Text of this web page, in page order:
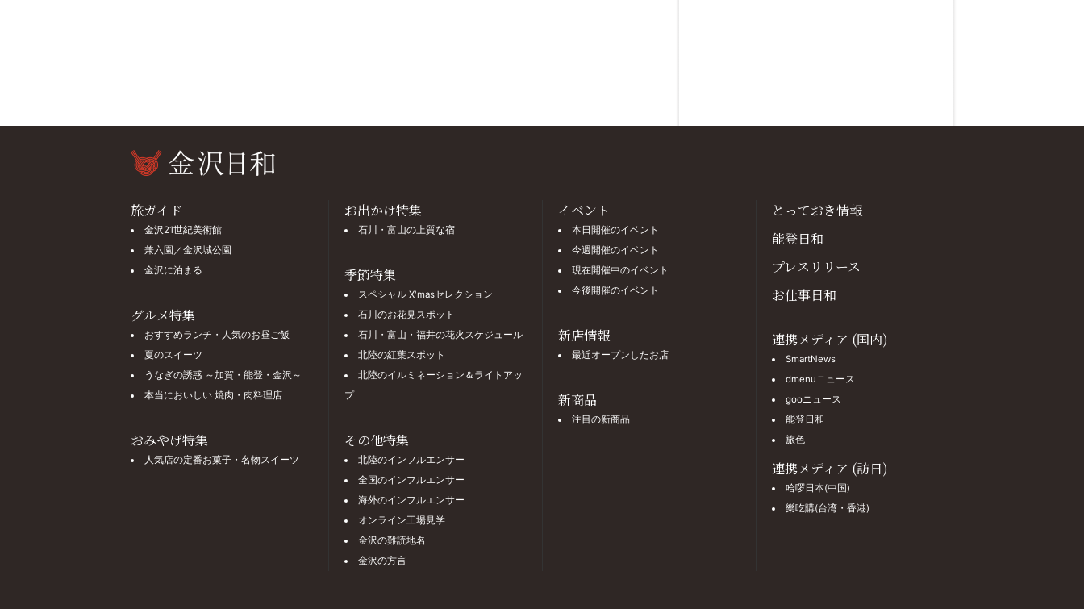
旅ガイド
金沢21世紀美術館
兼六園／金沢城公園
金沢に泊まる
グルメ特集
おすすめランチ・人気のお昼ご飯
夏のスイーツ
うなぎの誘惑 ～加賀・能登・金沢～
本当においしい 焼肉・肉料理店
おみやげ特集
人気店の定番お菓子・名物スイーツ
お出かけ特集
石川・富山の上質な宿
季節特集
スペシャル X'masセレクション
石川のお花見スポット
石川・富山・福井の花火スケジュール
北陸の紅葉スポット
北陸のイルミネーション＆ライトアッ
プ
その他特集
北陸のインフルエンサー
全国のインフルエンサー
海外のインフルエンサー
オンライン工場見学
金沢の難読地名
金沢の方言
イベント
本日開催のイベント
今週開催のイベント
現在開催中のイベント
今後開催のイベント
新店情報
最近オープンしたお店
新商品
注目の新商品
とっておき情報
能登日和
プレスリリース
お仕事日和
連携メディア (国内)
SmartNews
dmenuニュース
gooニュース
能登日和
旅色
連携メディア (訪日)
哈啰日本(中国)
樂吃購(台湾・香港)